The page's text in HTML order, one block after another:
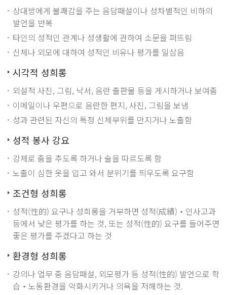
상대방에게 불쾌감을 주는 음담패설이나 성차별적인 비하의
발언을 반복
타인의 성적인 관계나 성생활에 관하여 소문을 퍼뜨림
신체나 외모에 대하여 성적인 비유나 평가를 일삼음
시각적 성희롱
외설적 사진, 그림, 낙서, 음란 출판물 등을 게시하거나 보여줌
이메일이나 우편으로 음란한 편지, 사진, 그림을 보냄
성과 관련된 자신의 특정 신체부위를 만지거나 노출함
성적 봉사 강요
강제로 춤을 추도록 하거나 술을 따르도록 함
노출이 심한 옷을 입고 와서 분위기를 띄우도록 요구함
조건형 성희롱
성적(性的) 요구나 성희롱을 거부하면 성적(成績)‧인사고과
등에서 낮은 평가를 하는 것, 또는 성적(性的) 요구를 들어주면
좋은 평가를 주겠다고 하는 것
환경형 성희롱
강의나 업무 중 음담패설, 외모평가 등 성적(性的) 발언으로 학
습‧노동환경을 악화시키거나 의욕을 저해하는 것.